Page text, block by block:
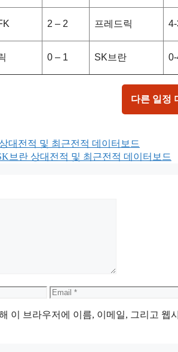
2 – 2 프레드릭
0 – 1 SK브란
다른 일정
대전적 및 최근전적 데이터보드
브란 상대전적 및 최근전적 데이터보드
Email
이 브라우저에 이름, 이메일, 그리고 웹